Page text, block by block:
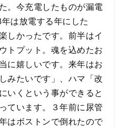
。今充電したものが漏電
は放電する年にした
しかったです。前半はイ
トプット。魂を込めたお
に嬉しいです。来年はお
みたいです」、ハマ「改
いくという事ができると
ています。３年前に尿管
はボストンで倒れたので